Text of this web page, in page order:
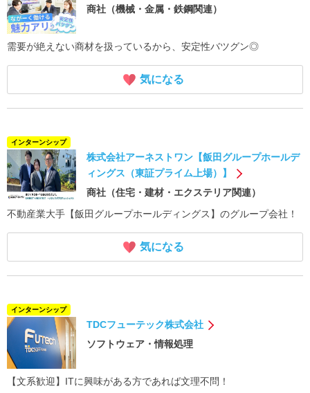
商社（機械・金属・鉄鋼関連）
需要が絶えない商材を扱っているから、安定性バツグン◎
気になる
インターンシップ
株式会社アーネストワン【飯田グループホールデ
ィングス（東証プライム上場）】
商社（住宅・建材・エクステリア関連）
不動産業大手【飯田グループホールディングス】のグループ会社！
気になる
インターンシップ
TDCフューテック株式会社
ソフトウェア・情報処理
【文系歓迎】ITに興味がある方であれば文理不問！